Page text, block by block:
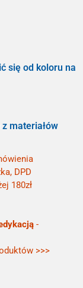
się od koloru na
materiałów
DPD
180zł
-
>>>